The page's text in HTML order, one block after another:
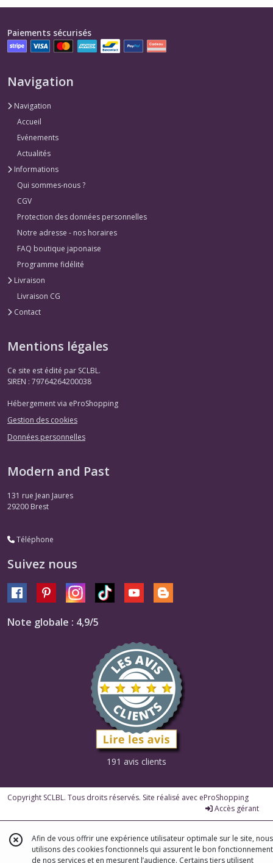
Paiements sécurisés
Navigation
Navigation
Accueil
Evénements
Actualités
Informations
Qui sommes-nous ?
CGV
Protection des données personnelles
Notre adresse - nos horaires
FAQ boutique japonaise
Programme fidélité
Livraison
Livraison CG
Contact
Mentions légales
Ce site est édité par SCLBL.
SIREN : 79764264200038
Hébergement via eProShopping
Gestion des cookies
Données personnelles
Modern and Past
131 rue Jean Jaures
29200 Brest
Téléphone
Suivez nous
Note globale : 4,9/5
191 avis clients
Copyright SCLBL. Tous droits réservés. Site réalisé avec eProShopping
Accès gérant
Afin de vous offrir une expérience utilisateur optimale sur le site, nous
utilisons des cookies fonctionnels qui assurent le bon fonctionnement
de nos services et en mesurent l’audience. Certains tiers utilisent